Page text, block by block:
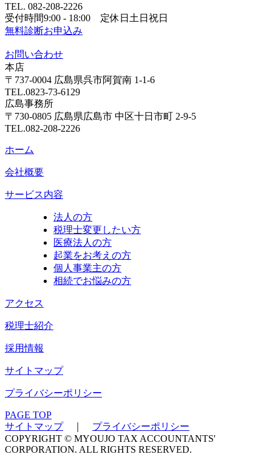
TEL. 082-208-2226
受付時間9:00 - 18:00 定休日 土日祝日
無料診断お申込み
お問い合わせ
本店
〒737-0004 広島県呉市阿賀南 1-1-6
TEL.0823-73-6129
広島事務所
〒730-0805 広島県広島市 中区十日市町 2-9-5
TEL.082-208-2226
ホーム
会社概要
サービス内容
法人の方
税理士変更したい方
医療法人の方
起業をお考えの方
個人事業主の方
相続でお悩みの方
アクセス
税理士紹介
採用情報
サイトマップ
プライバシーポリシー
PAGE TOP
サイトマップ｜ プライバシーポリシー
COPYRIGHT © MYOUJO TAX ACCOUNTANTS'
CORPORATION. ALL RIGHTS RESERVED.